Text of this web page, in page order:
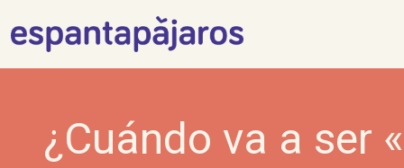
content
¿Cuándo va a ser